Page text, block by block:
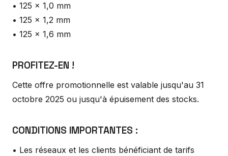
• 125 x 1,0 mm
• 125 x 1,2 mm
• 125 x 1,6 mm
PROFITEZ-EN !
Cette offre promotionnelle est valable jusqu'au 31
octobre 2025 ou jusqu'à épuisement des stocks.
CONDITIONS IMPORTANTES :
• Les réseaux et les clients bénéficiant de tarifs